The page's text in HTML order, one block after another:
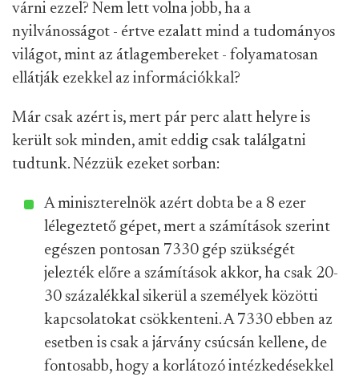
várni ezzel? Nem lett volna jobb, ha a
nyilvánosságot - értve ezalatt mind a tudományos
világot, mint az átlagembereket - folyamatosan
ellátják ezekkel az információkkal?
Már csak azért is, mert pár perc alatt helyre is
került sok minden, amit eddig csak találgatni
tudtunk. Nézzük ezeket sorban:
A miniszterelnök azért dobta be a 8 ezer
lélegeztető gépet, mert a számítások szerint
egészen pontosan 7330 gép szükségét
jelezték előre a számítások akkor, ha csak 20-
30 százalékkal sikerül a személyek közötti
kapcsolatokat csökkenteni. A 7330 ebben az
esetben is csak a járvány csúcsán kellene, de
fontosabb, hogy a korlátozó intézkedésekkel